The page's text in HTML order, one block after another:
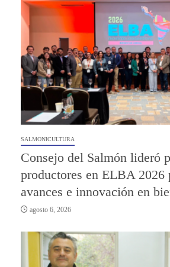
SALMONICULTURA
Consejo del Salmón lideró
productores en ELBA 2026
avances e innovación en
agosto 6, 2026